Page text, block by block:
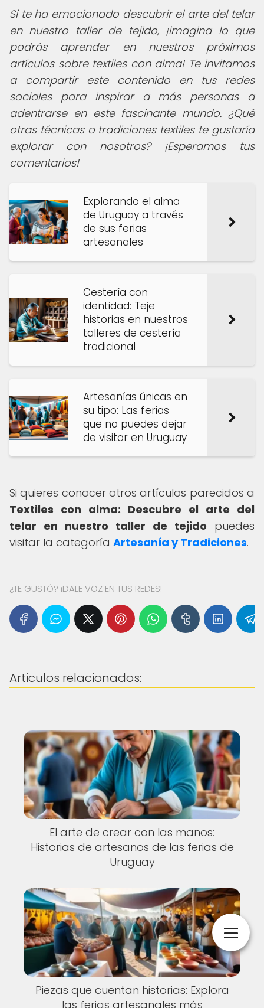
Si te ha emocionado descubrir el arte del telar
en nuestro taller de tejido, ¡imagina lo que
podrás aprender en nuestros próximos
artículos sobre textiles con alma! Te invitamos
a compartir este contenido en tus redes
sociales para inspirar a más personas a
adentrarse en este fascinante mundo. ¿Qué
otras técnicas o tradiciones textiles te gustaría
explorar con nosotros? ¡Esperamos tus
comentarios!
Explorando el alma
de Uruguay a través
de sus ferias
artesanales
Cestería con
identidad: Teje
historias en nuestros
talleres de cestería
tradicional
Artesanías únicas en
su tipo: Las ferias
que no puedes dejar
de visitar en Uruguay
Si quieres conocer otros artículos parecidos a
Textiles con alma: Descubre el arte del
telar en nuestro taller de tejido puedes
visitar la categoría Artesanía y Tradiciones.
¿TE GUSTÓ? ¡DALE VOZ EN TUS REDES!
Articulos relacionados:
El arte de crear con las manos:
Historias de artesanos de las ferias de
Uruguay
Piezas que cuentan historias: Explora
las ferias artesanales más